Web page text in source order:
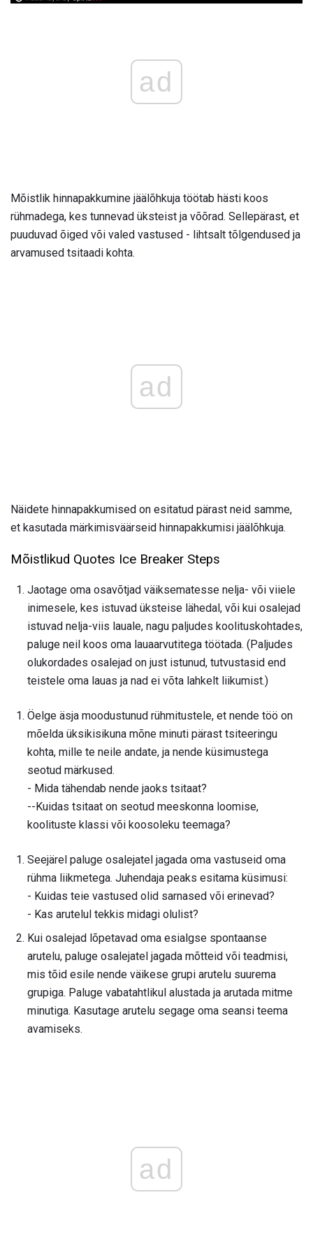
ad
Mõistlik hinnapakkumine jäälõhkuja töötab hästi koos
rühmadega, kes tunnevad üksteist ja võõrad. Sellepärast, et
puuduvad õiged või valed vastused - lihtsalt tõlgendused ja
arvamused tsitaadi kohta.
ad
Näidete hinnapakkumised on esitatud pärast neid samme,
et kasutada märkimisväärseid hinnapakkumisi jäälõhkuja.
Mõistlikud Quotes Ice Breaker Steps
Jaotage oma osavõtjad väiksematesse nelja- või viiele
inimesele, kes istuvad üksteise lähedal, või kui osalejad
istuvad nelja-viis lauale, nagu paljudes koolituskohtades,
paluge neil koos oma lauaarvutitega töötada. (Paljudes
olukordades osalejad on just istunud, tutvustasid end
teistele oma lauas ja nad ei võta lahkelt liikumist.)
Öelge äsja moodustunud rühmitustele, et nende töö on
mõelda üksikisikuna mõne minuti pärast tsiteeringu
kohta, mille te neile andate, ja nende küsimustega
seotud märkused.
- Mida tähendab nende jaoks tsitaat?
--Kuidas tsitaat on seotud meeskonna loomise,
koolituste klassi või koosoleku teemaga?
Seejärel paluge osalejatel jagada oma vastuseid oma
rühma liikmetega. Juhendaja peaks esitama küsimusi:
- Kuidas teie vastused olid sarnased või erinevad?
- Kas arutelul tekkis midagi olulist?
Kui osalejad lõpetavad oma esialgse spontaanse
arutelu, paluge osalejatel jagada mõtteid või teadmisi,
mis tõid esile nende väikese grupi arutelu suurema
grupiga. Paluge vabatahtlikul alustada ja arutada mitme
minutiga. Kasutage arutelu segage oma seansi teema
avamiseks.
ad